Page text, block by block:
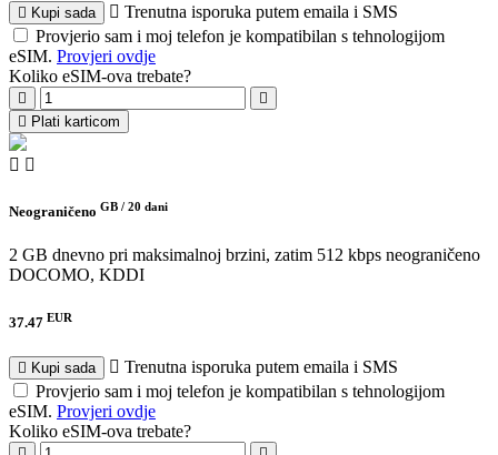
Kupi sada
Trenutna isporuka putem emaila i SMS
Provjerio sam i moj telefon je kompatibilan s tehnologijom
eSIM. Provjeri ovdje
Koliko eSIM-ova trebate?
Plati karticom
Neograničeno GB / 20 dani
2 GB dnevno pri maksimalnoj brzini, zatim 512 kbps neograničeno
DOCOMO, KDDI
37.47 EUR
Kupi sada
Trenutna isporuka putem emaila i SMS
Provjerio sam i moj telefon je kompatibilan s tehnologijom
eSIM. Provjeri ovdje
Koliko eSIM-ova trebate?